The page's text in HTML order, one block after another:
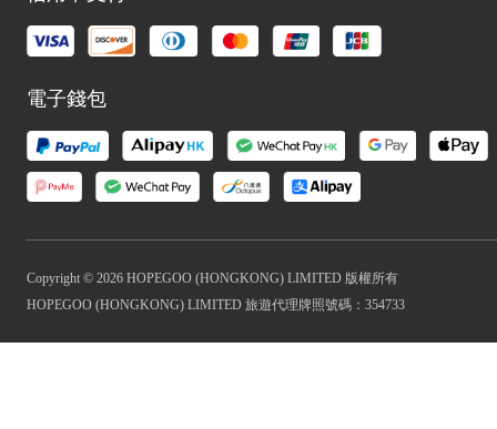
電子錢包
Copyright © 2026 HOPEGOO (HONGKONG) LIMITED 版權所有
HOPEGOO (HONGKONG) LIMITED 旅遊代理牌照號碼：354733